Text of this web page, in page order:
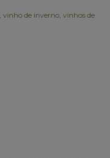
vinho de inverno vinhos de